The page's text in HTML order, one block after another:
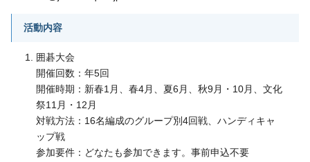
活動内容
囲碁大会
開催回数：年5回
開催時期：新春1月、春4月、夏6月、秋9月・10月、文化
祭11月・12月
対戦方法：16名編成のグループ別4回戦、ハンディキャ
ップ戦
参加要件：どなたも参加できます。事前申込不要